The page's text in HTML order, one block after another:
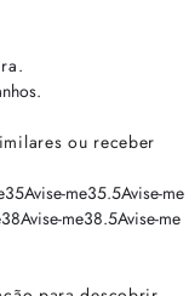
.
.
ou receber
35Avise-me35.5Avise-me
38Avise-me38.5Avise-me